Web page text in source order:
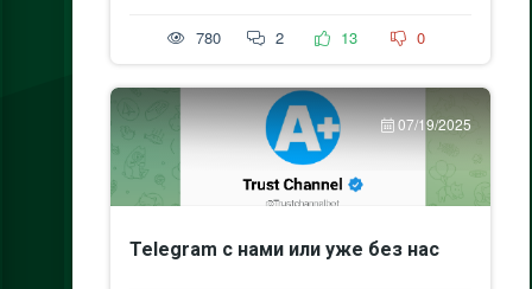
780 2 13 0
07/19/2025
Telegram с нами или уже без нас